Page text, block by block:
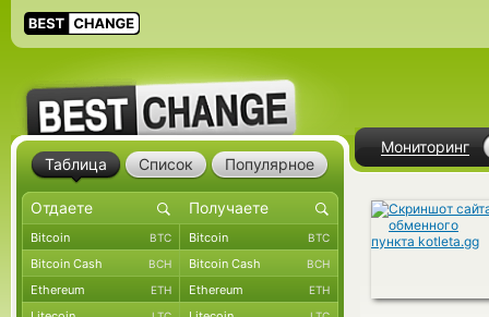
Мониторинг
Таблица Список Популярное
Bitcoin BTC Bitcoin BTC
Bitcoin Cash BCH Bitcoin Cash BCH
Ethereum ETH Ethereum ETH